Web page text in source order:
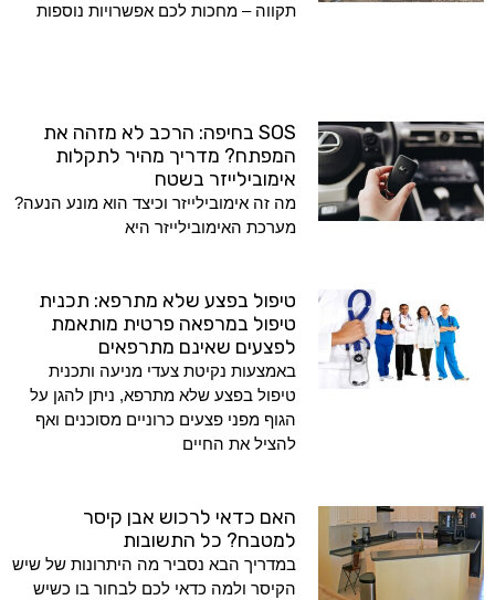
תקווה – מחכות לכם אפשרויות נוספות
SOS בחיפה: הרכב לא מזהה את
המפתח? מדריך מהיר לתקלות
אימובילייזר בשטח
מה זה אימובילייזר וכיצד הוא מונע הנעה?
מערכת האימובילייזר היא
טיפול בפצע שלא מתרפא: תכנית
טיפול במרפאה פרטית מותאמת
לפצעים שאינם מתרפאים
באמצעות נקיטת צעדי מניעה ותכנית
טיפול בפצע שלא מתרפא, ניתן להגן על
הגוף מפני פצעים כרוניים מסוכנים ואף
להציל את החיים
האם כדאי לרכוש אבן קיסר
למטבח? כל התשובות
במדריך הבא נסביר מה היתרונות של שיש
הקיסר ולמה כדאי לכם לבחור בו כשיש